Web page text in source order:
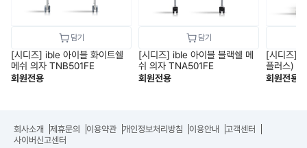
[시디즈] ible 아이블 화이트쉘
메쉬 의자 TNB501FE
회원전용
[시디즈] ible 아이블 블랙쉘 메
쉬 의자 TNA501FE
회원전용
[시디즈]
플러스)
드레스트
회원전용
회사소개 제휴문의 이용약관 개인정보처리방침 이용안내
고객센터
사이버신고센터